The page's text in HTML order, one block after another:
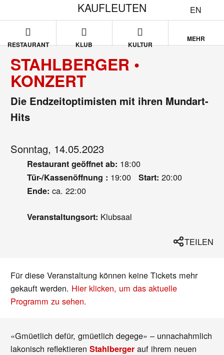
EN
KAUFLEUTEN
RESTAURANT KLUB KULTUR
MEHR
STAHLBERGER •
KONZERT
Die Endzeitoptimisten mit ihren Mundart-
Hits
Sonntag, 14.05.2023
Restaurant geöffnet ab: 18:00
Tür-/Kassenöffnung : 19:00 Start: 20:00
Ende: ca. 22:00
Veranstaltungsort: Klubsaal
TEILEN
Für diese Veranstaltung können keine Tickets mehr
gekauft werden. Hier klicken, um das aktuelle
Programm zu sehen.
«Gmüetlich defür, gmüetlich degege» – unnachahmlich
lakonisch reflektierenStahlberger auf ihrem neuen